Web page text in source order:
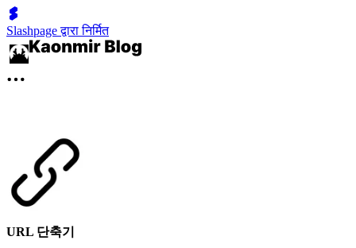
Slashpage द्वारा निर्मित
URL 단축기